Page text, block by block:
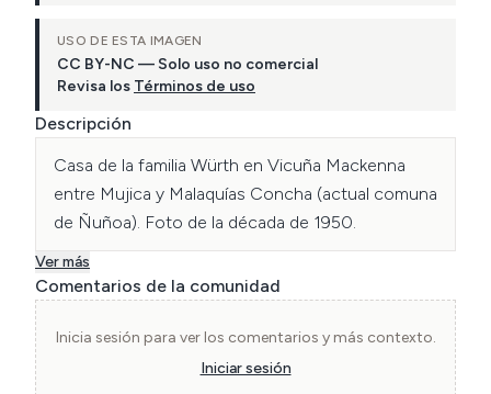
USO DE ESTA IMAGEN
CC BY-NC — Solo uso no comercial
Revisa los Términos de uso
Descripción
Casa de la familia Würth en Vicuña Mackenna
entre Mujica y Malaquías Concha (actual comuna
de Ñuñoa). Foto de la década de 1950.
Ver más
Comentarios de la comunidad
Inicia sesión para ver los comentarios y más contexto.
Iniciar sesión